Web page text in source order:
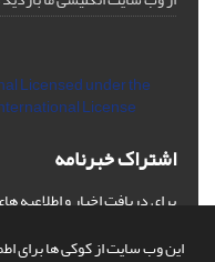
این وب سایت از کوکی ها برای
Licensedunder the
License
اشتراک خبرنامه
برای دریافت اخبار و